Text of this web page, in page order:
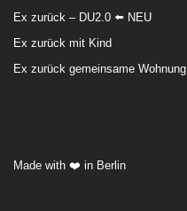
Ex zurück – DU2.0 ⬅️ NEU
Ex zurück mit Kind
Ex zurück gemeinsame Wohnung
Made with ❤️ in Berlin